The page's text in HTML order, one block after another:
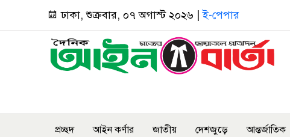
ঢাকা, শুক্রবার, ০৭ অগাস্ট ২০২৬ |ই-পেপার
প্রচ্ছদ আইন কর্ণার জাতীয় দেশজুড়ে আন্তর্জাতিক